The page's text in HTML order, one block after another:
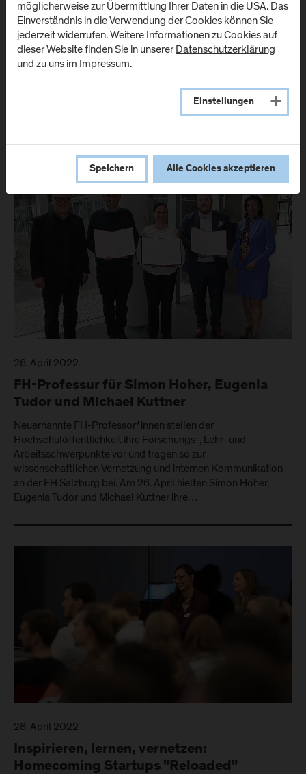
03. Mai 2022
FH Studierende gestalten die Hochschule
mit
das übergeordnete Ziel der University Innovation Fellows
(kurz: UIF). Organisiert und koordiniert wird das Programm
vom Hasso Plattner Institute of Design (d.school) der Stanford
28. April 2022
FH-Professur für Simon Hoher, Eugenia
Tudor und Michael Kuttner
Neuernannte FH-Professor*innen stellen der
Hochschulöffentlichkeit ihre Forschungs-, Lehr- und
Arbeitsschwerpunkte vor und tragen so zur
wissenschaftlichen Vernetzung und internen Kommunikation
an der FH Salzburg bei. Am 26. April hielten Simon Hoher,
Eugenia Tudor und Michael Kuttner ihre…
28. April 2022
Inspirieren, lernen, vernetzen:
Homecoming Startups "Reloaded"
möglicherweise zur Übermittlung Ihrer Daten in die USA. Das
Einverständnis in die Verwendung der Cookies können Sie
jederzeit widerrufen. Weitere Informationen zu Cookies auf
dieser Website finden Sie in unsererDatenschutzerklärung
und zu uns im Impressum.
Einstellungen
Speichern Alle Cookies akzeptieren